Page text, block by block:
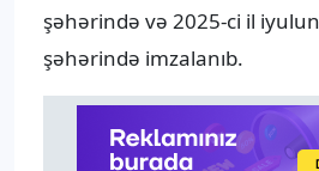
şəhərində və 2025-ci il iyulun
şəhərində imzalanıb.